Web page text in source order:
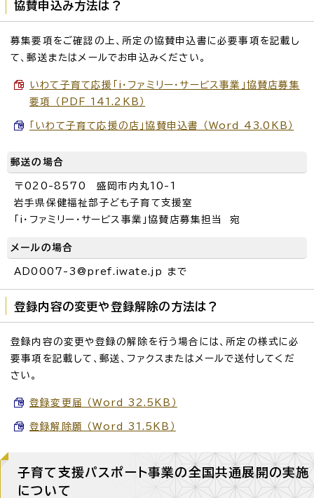
協賛申込み方法は？
募集要項をご確認の上、所定の協賛申込書に必要事項を記載し
て、郵送またはメールでお申込みください。
いわて子育て応援「i・ファミリー・サービス事業」協賛店募集
要項 （PDF 141.2KB）
「いわて子育て応援の店」協賛申込書 （Word 43.0KB）
郵送の場合
〒020-8570 盛岡市内丸10-1
岩手県保健福祉部子ども子育て支援室
「i・ファミリー・サービス事業」協賛店募集担当 宛
メールの場合
AD0007-3@pref.iwate.jp まで
登録内容の変更や登録解除の方法は？
登録内容の変更や登録の解除を行う場合には、所定の様式に必
要事項を記載して、郵送、ファクスまたはメールで送付してくだ
さい。
登録変更届 （Word 32.5KB）
登録解除願 （Word 31.5KB）
子育て支援パスポート事業の全国共通展開の実施
について